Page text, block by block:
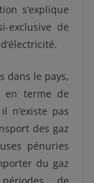
s’explique
exclusive de
dans le pays,
en terme de
n’existe pas
des gaz
pénuries
du gaz